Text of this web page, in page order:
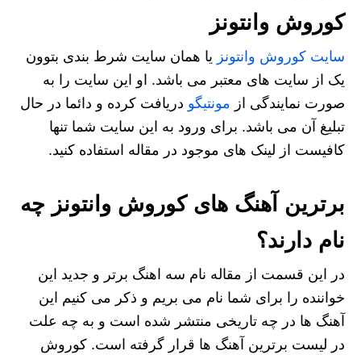
کوروش وانتونز
سایت کوروش وانتونز یا همان سایت شرط بندی بتوون
یک از سایت های معتبر می باشد. او این سایت را به
صورت نمایندگی از مونتیگو دریافت کرده و دائما در حال
تبلیغ آن می باشد. برای ورود به این سایت شما تنها
کافیست از لینک های موجود در مقاله استفاده کنید.
برترین آهنگ های کوروش وانتونز چه
نام دارند؟
در این قسمت از مقاله نام سه اهنگ برتر و جدید این
خواننده را برای شما نام می بریم و ذکر می کنیم این
آهنگ ها در چه تاریخی منتشر شده است و به چه علت
در لیست برترین آهنگ ها قرار گرفته است. کوروش